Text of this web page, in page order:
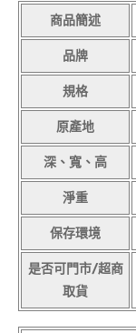
商品簡述
品牌
規格
原產地
深、寬、高
淨重
保存環境
是否可門市/超商
取貨